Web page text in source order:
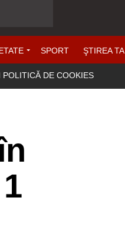
SPORT ŞTIREA TA
DE COOKIES